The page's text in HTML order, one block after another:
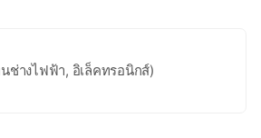
ช่างไฟฟ้า, อิเล็คทรอนิกส์)